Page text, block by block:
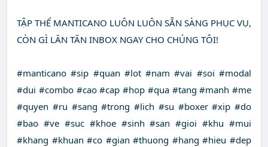
TẬP THỂ MANTICANO LUÔN LUÔN SẴN SÀNG PHỤC VỤ,
CÒN GÌ LĂN TĂN INBOX NGAY CHO CHÚNG TÔI!
#manticano #sip #quan #lot #nam #vai #soi #modal
#dui #combo #cao #cap #hop #qua #tang #manh #me
#quyen #ru #sang #trong #lich #su #boxer #xip #do
#bao #ve #suc #khoe #sinh #san #gioi #khu #mui
#khang #khuan #co #gian #thuong #hang #hieu #dep